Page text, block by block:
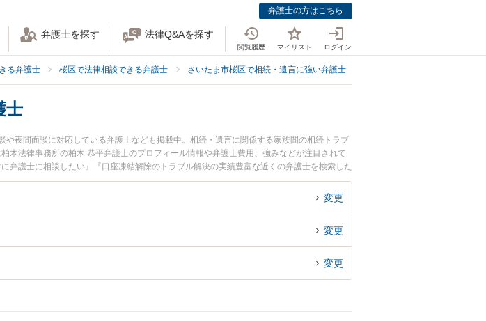
弁護士の方はこちら
弁護士を探す 法律Q&Aを探す
閲覧履歴 マイリスト ログイン
る弁護士 桜区で法律相談できる弁護士 さいたま市桜区で相続・遺言に強い弁護士
士
夜間面談に対応している弁護士なども掲載中。相続・遺言に関係する家族間の相続トラブ
木法律事務所の柏木 恭平弁護士のプロフィール情報や弁護士費用、強みなどが注目されて
弁護士に相談したい』『口座凍結解除のトラブル解決の実績豊富な近くの弁護士を検索した
予約したい』などでお困りの相談者さんにおすすめです。
変更
変更
変更